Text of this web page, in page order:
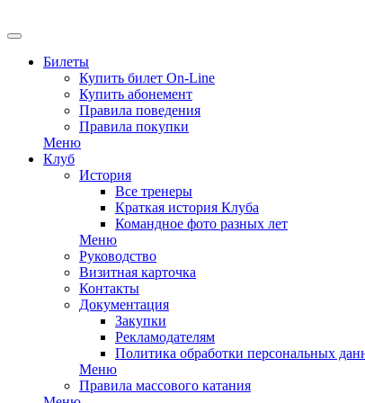
Билеты
Купить билет On-Line
Купить абонемент
Правила поведения
Правила покупки
Меню
Клуб
История
Все тренеры
Краткая история Клуба
Командное фото разных лет
Меню
Руководство
Визитная карточка
Контакты
Документация
Закупки
Рекламодателям
Политика обработки персональных
Меню
Правила массового катания